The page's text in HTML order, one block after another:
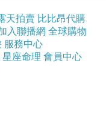
天拍賣 比比昂代購
入聯播網 全球購物
服務中心
星座命理 會員中心